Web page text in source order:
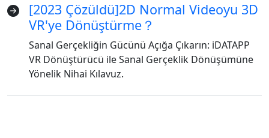
[2023 Çözüldü]2D Normal Videoyu 3D
VR'ye Dönüştürme？
Sanal Gerçekliğin Gücünü Açığa Çıkarın: iDATAPP
VR Dönüştürücü ile Sanal Gerçeklik Dönüşümüne
Yönelik Nihai Kılavuz.
Dil Değiştirme
English Nederlands
Tiếng Việt
日本
Español
Português